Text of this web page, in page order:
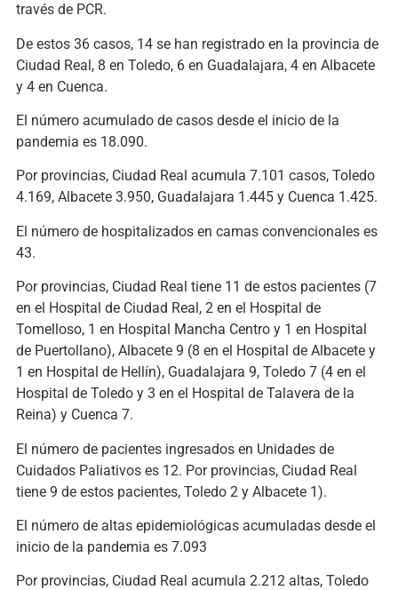
través de PCR.
De estos 36 casos, 14 se han registrado en la provincia de
Ciudad Real, 8 en Toledo, 6 en Guadalajara, 4 en Albacete
y 4 en Cuenca.
El número acumulado de casos desde el inicio de la
pandemia es 18.090.
Por provincias, Ciudad Real acumula 7.101 casos, Toledo
4.169, Albacete 3.950, Guadalajara 1.445 y Cuenca 1.425.
El número de hospitalizados en camas convencionales es
43.
Por provincias, Ciudad Real tiene 11 de estos pacientes (7
en el Hospital de Ciudad Real, 2 en el Hospital de
Tomelloso, 1 en Hospital Mancha Centro y 1 en Hospital
de Puertollano), Albacete 9 (8 en el Hospital de Albacete y
1 en Hospital de Hellín), Guadalajara 9, Toledo 7 (4 en el
Hospital de Toledo y 3 en el Hospital de Talavera de la
Reina) y Cuenca 7.
El número de pacientes ingresados en Unidades de
Cuidados Paliativos es 12. Por provincias, Ciudad Real
tiene 9 de estos pacientes, Toledo 2 y Albacete 1).
El número de altas epidemiológicas acumuladas desde el
inicio de la pandemia es 7.093
Por provincias, Ciudad Real acumula 2.212 altas, Toledo